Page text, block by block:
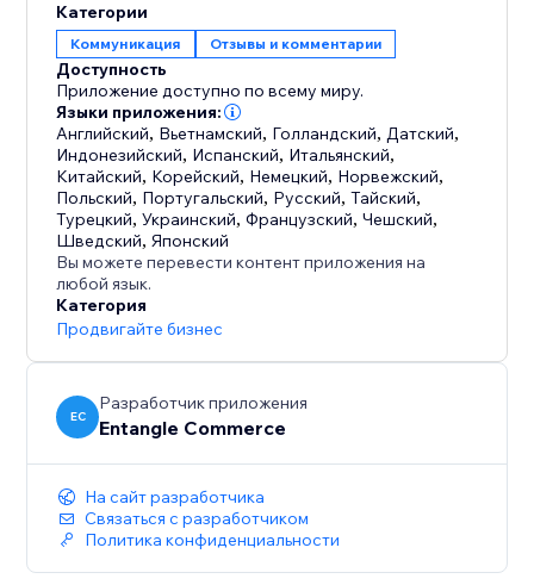
Категории
Коммуникация Отзывы и комментарии
Доступность
Приложение доступно по всему миру.
Языки приложения:
Английский, Вьетнамский, Голландский, Датский,
Индонезийский, Испанский, Итальянский,
Китайский, Корейский, Немецкий, Норвежский,
Польский, Португальский, Русский,Тайский,
Турецкий,Украинский,Французский,Чешский,
Шведский,Японский
Вы можете перевести контент приложения на
любой язык.
Категория
Продвигайте бизнес
EC
Разработчик приложения
Entangle Commerce
На сайт разработчика
Связаться с разработчиком
Политика конфиденциальности